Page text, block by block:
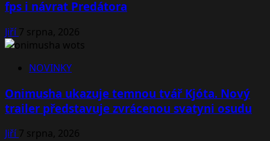
fps i návrat Predátora
Jiří7 srpna, 2026
NOVINKY
Onimusha ukazuje temnou tvář Kjóta. Nový
trailer představuje zvrácenou svatyni osudu
Jiří7 srpna, 2026